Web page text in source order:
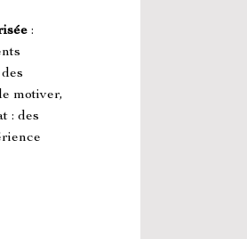
:
motiver,
: des